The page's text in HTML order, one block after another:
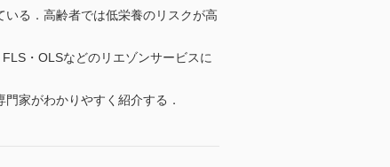
る．高齢者では低栄養のリスクが高
・OLSなどのリエゾンサービスに
家がわかりやすく紹介する．